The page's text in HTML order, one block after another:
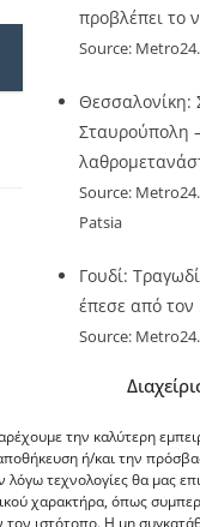
την καλύτερη
ή/και την
λόγω τεχνολογίες θα μας
χαρακτήρα, όπως
τον ιστότοπο. Η μη
προβλέπει το
Source:
Θεσσαλονίκη:
Σταυρούπολη
Source:
Patsia
Γουδί:
έπεσε από
Source: